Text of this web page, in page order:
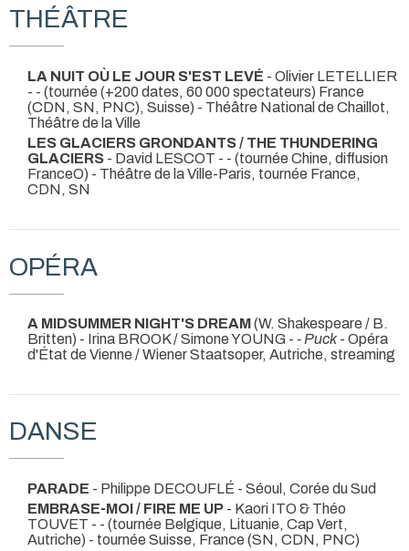
THÉÂTRE
LA NUIT OÙ LE JOUR S'EST LEVÉ - Olivier LETELLIER
- - (tournée (+200 dates, 60 000 spectateurs) France
(CDN, SN, PNC), Suisse) - Théâtre National de Chaillot,
Théâtre de la Ville
LES GLACIERS GRONDANTS / THE THUNDERING
GLACIERS - David LESCOT - - (tournée Chine, diffusion
FranceO) - Théâtre de la Ville-Paris, tournée France,
CDN, SN
OPÉRA
A MIDSUMMER NIGHT'S DREAM(W. Shakespeare / B.
Britten) - Irina BROOK / Simone YOUNG - - Puck- Opéra
d'État de Vienne / Wiener Staatsoper, Autriche, streaming
DANSE
PARADE - Philippe DECOUFLÉ - Séoul, Corée du Sud
EMBRASE-MOI / FIRE ME UP - Kaori ITO & Théo
TOUVET - - (tournée Belgique, Lituanie, Cap Vert,
Autriche) - tournée Suisse, France (SN, CDN, PNC)